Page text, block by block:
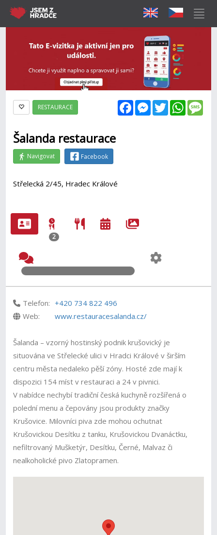
FacebookMessenger
Twitter
RESTAURACE
Šalanda restaurace
Navigovat Facebook
Střelecká 2/45, Hradec Králové
2
Telefon: +420 734 822 496
Web:
www.restauracesalanda.cz/
Šalanda – vzorný hostinský podnik krušovický je
situována ve Střelecké ulici v Hradci Králové v širším
centru města nedaleko pěší zóny. Hosté zde mají k
dispozici 154 míst v restauraci a 24 v pivnici.
V nabídce nechybí tradiční česká kuchyně rozšířená o
polední menu a čepovány jsou produkty značky
Krušovice. Milovníci piva zde mohou ochutnat
Krušovickou Desítku z tanku, Krušovickou Dvanáctku,
nefiltrovaný Mušketýr, Desítku, Černé, Malvaz či
nealkoholické pivo Zlatopramen.